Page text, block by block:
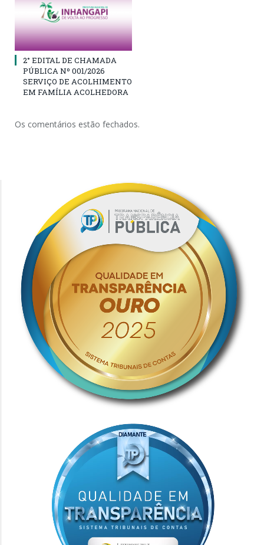
2° EDITAL DE CHAMADA
PÚBLICA Nº 001/2026
SERVIÇO DE ACOLHIMENTO
EM FAMÍLIA ACOLHEDORA
Os comentários estão fechados.